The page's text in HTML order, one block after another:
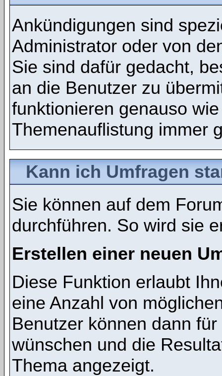
Ankündigungen sind
Administrator oder von
Sie sind dafür gedacht,
an die Benutzer zu
funktionieren genauso
Themenauflistung immer
Kann ich Umfragen
Sie können auf dem
durchführen. So wird sie
Erstellen einer neuen
Diese Funktion erlaubt
eine Anzahl von
Benutzer können dann
wünschen und die
Thema angezeigt.